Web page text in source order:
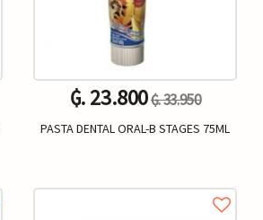
₲. 23.800₲. 33.950
PASTA DENTAL ORAL-B STAGES 75ML